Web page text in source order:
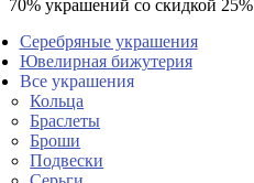
70% украшений со скидкой 25%
Серебряные украшения
Ювелирная бижутерия
Все украшения
Кольца
Браслеты
Броши
Подвески